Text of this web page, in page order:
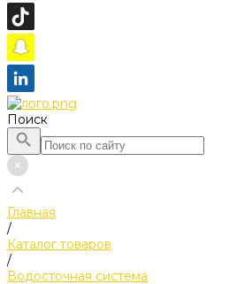
Поиск
Главная
/
Каталог товаров
/
Водосточная система